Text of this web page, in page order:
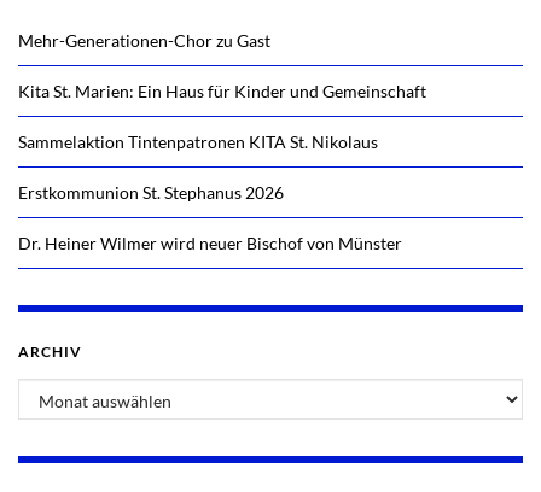
Mehr-Generationen-Chor zu Gast
Kita St. Marien: Ein Haus für Kinder und Gemeinschaft
Sammelaktion Tintenpatronen KITA St. Nikolaus
Erstkommunion St. Stephanus 2026
Dr. Heiner Wilmer wird neuer Bischof von Münster
ARCHIV
Archiv